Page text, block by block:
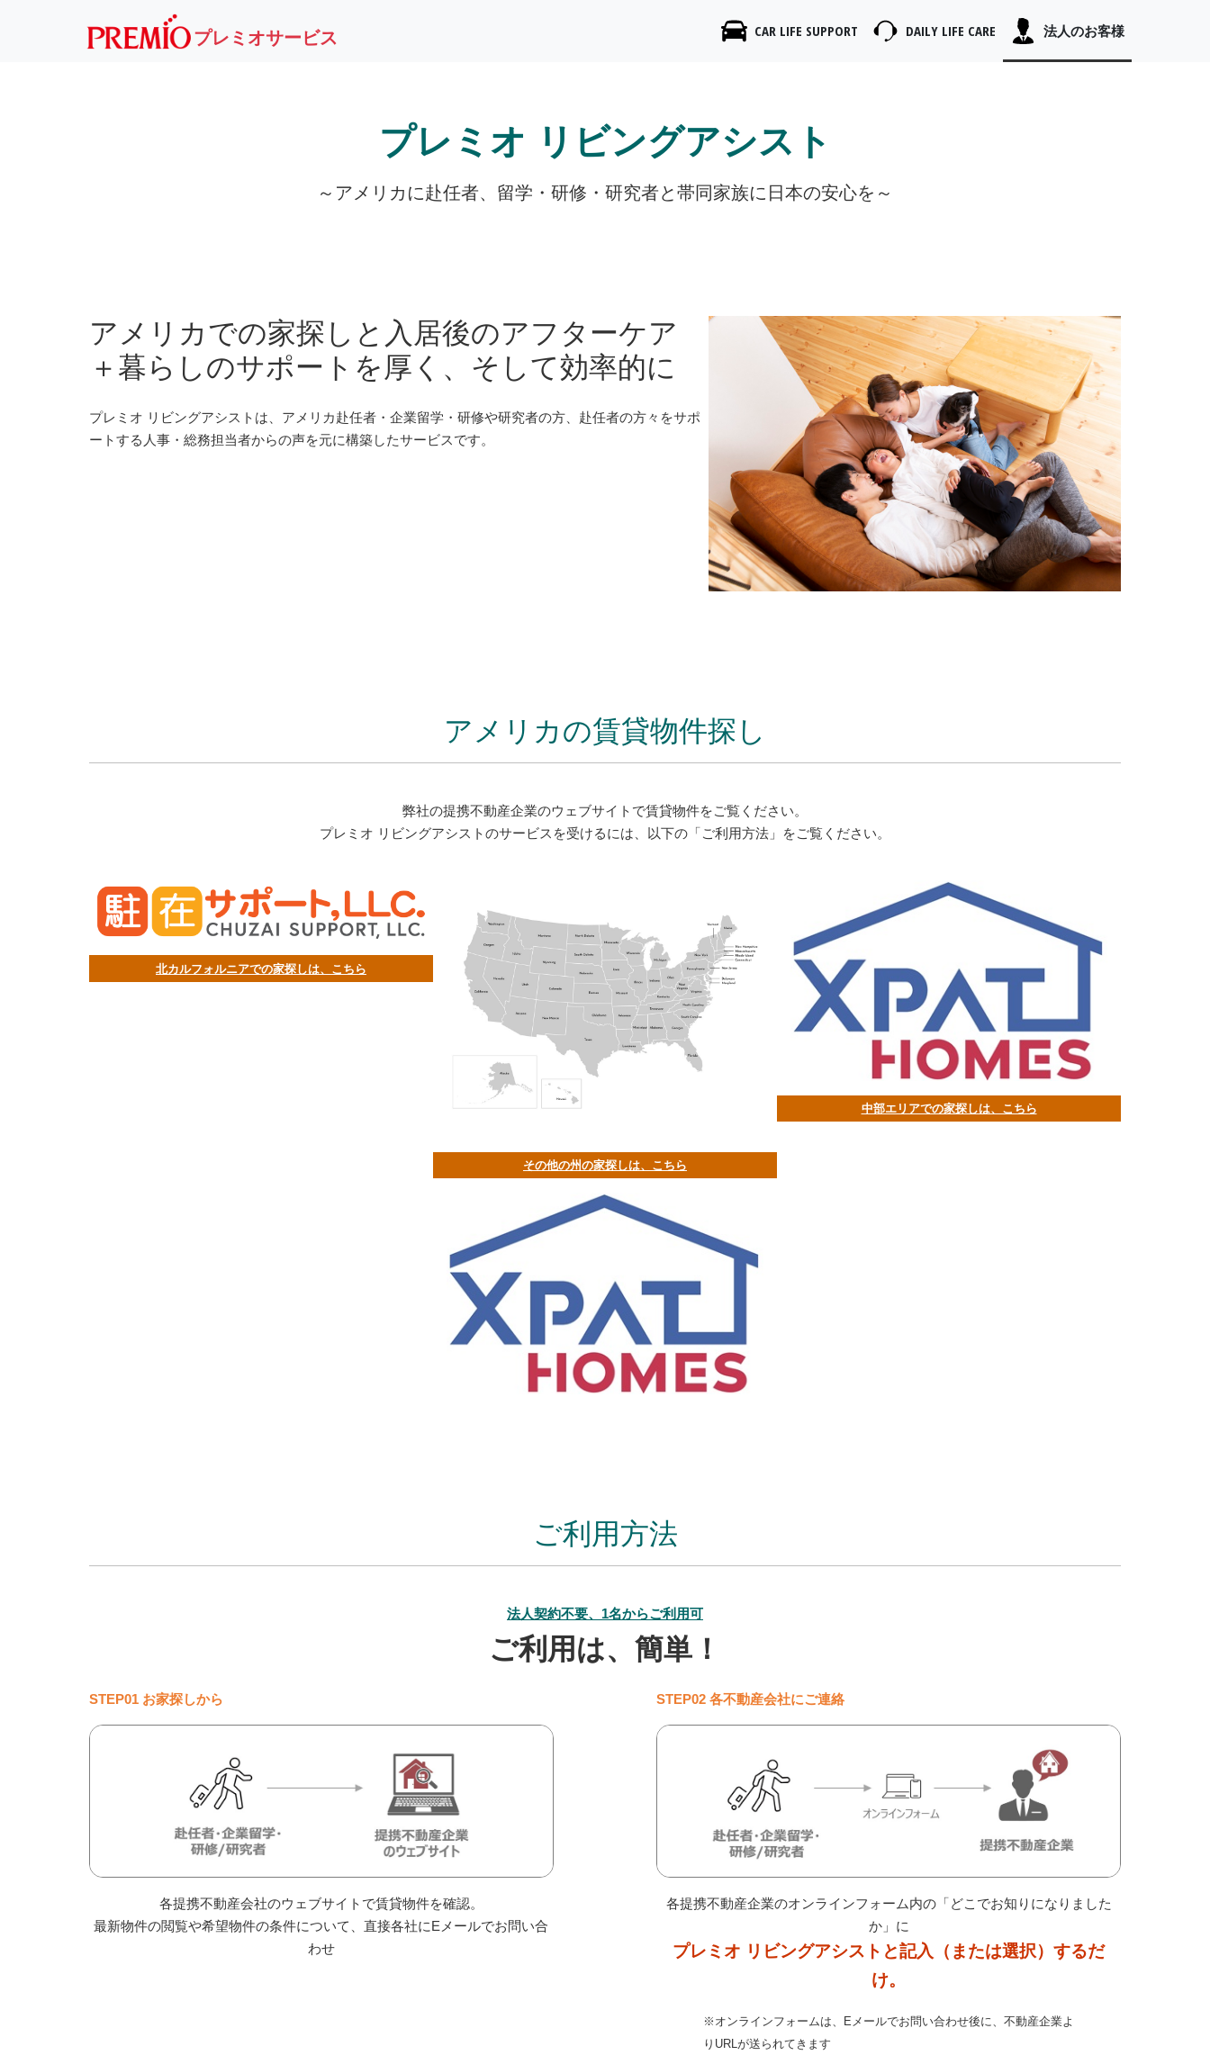
プレミオサービス CAR LIFE SUPPORT DAILY LIFE CARE 法人のお客様
プレミオ リビングアシスト
～アメリカに赴任者、留学・研修・研究者と帯同家族に日本の安心を～
アメリカでの家探しと入居後のアフターケア
＋暮らしのサポートを厚く、そして効率的に
プレミオ リビングアシストは、アメリカ赴任者・企業留学・研修や研究者の方、赴任者の方々をサポ
ートする人事・総務担当者からの声を元に構築したサービスです。
アメリカの賃貸物件探し
弊社の提携不動産企業のウェブサイトで賃貸物件をご覧ください。
プレミオ リビングアシストのサービスを受けるには、以下の「ご利用方法」をご覧ください。
北カルフォルニアでの家探しは、こちら
その他の州の家探しは、こちら
中部エリアでの家探しは、こちら
ご利用方法
法人契約不要、1名からご利用可
ご利用は、簡単！
STEP01 お家探しから
各提携不動産会社のウェブサイトで賃貸物件を確認。
最新物件の閲覧や希望物件の条件について、直接各社にEメールでお問い合
わせ
STEP02 各不動産会社にご連絡
各提携不動産企業のオンラインフォーム内の「どこでお知りになりました
か」に
プレミオ リビングアシストと記入（または選択）するだ
け。
※オンラインフォームは、Eメールでお問い合わせ後に、不動産企業よ
りURLが送られてきます